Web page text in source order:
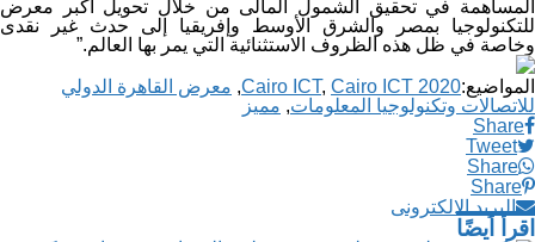
المساهمة في تحقيق الشمول المالى من خلال تحويل أكبر معرض
للتكنولوجيا بمصر والشرق الأوسط وإفريقيا إلى حدث غير نقدى
وخاصة في ظل هذه الظروف الاستثنائية التي يمر بها العالم.”
المواضيع: Cairo ICT, Cairo ICT 2020
, معرض القاهرة الدولي
للاتصالات وتكنولوجيا المعلومات, مميز
Share
Tweet
Share
Share
البريد الالكترونى
اقرأ أيضًا